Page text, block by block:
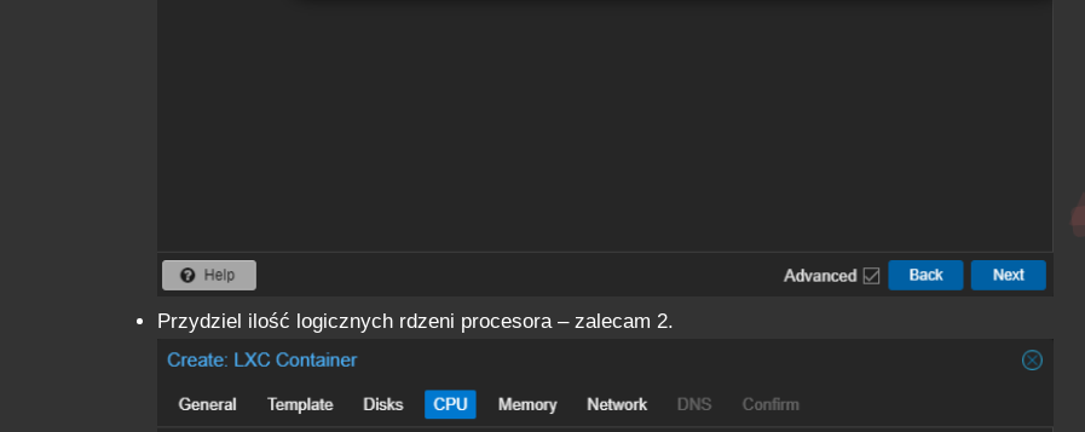
Przydziel ilość logicznych rdzeni procesora – zalecam 2.